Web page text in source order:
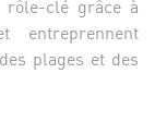
rôle-clé grâce à
entreprennent
plages et des